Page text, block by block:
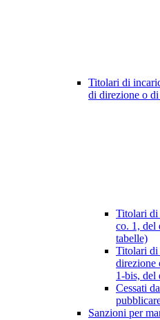
Titolari di
di direzione o
Titolari di
co. 1, del
tabelle)
Titolari di
direzione
1-bis, del
Cessati
Sanzioni per